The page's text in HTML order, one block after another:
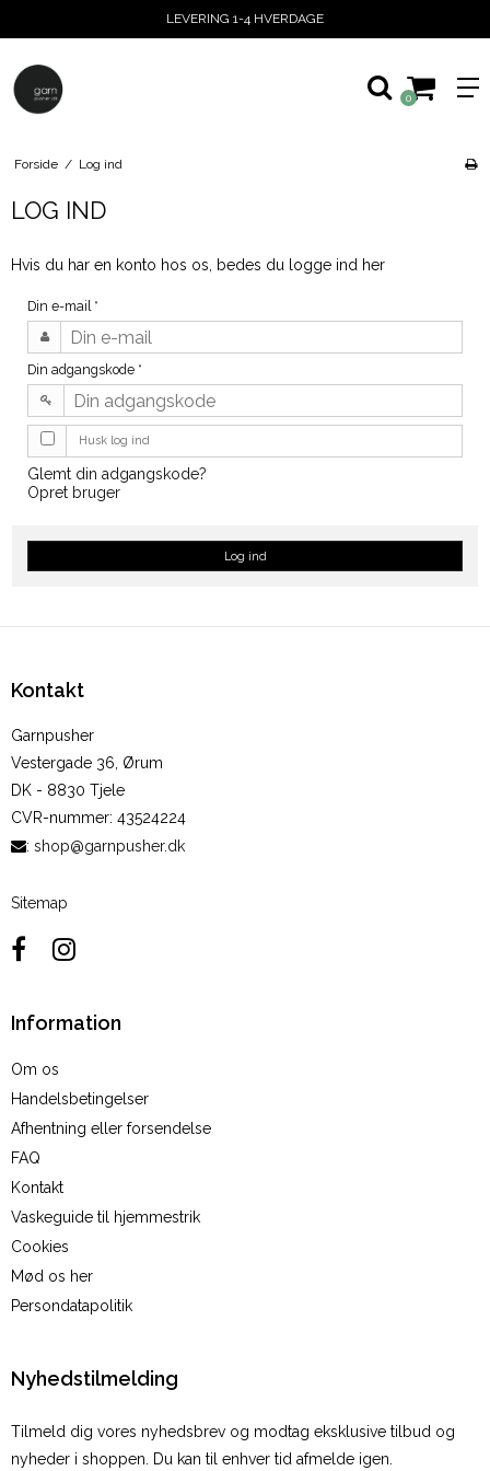
LEVERING 1-4 HVERDAGE
0
Forside / Log ind
LOG IND
Hvis du har en konto hos os, bedes du logge ind her
Din e-mail *
Din adgangskode *
Husk log ind
Glemt din adgangskode?
Opret bruger
Log ind
Kontakt
Garnpusher
Vestergade 36, Ørum
DK - 8830 Tjele
CVR-nummer: 43524224
: shop@garnpusher.dk
Sitemap
Information
Om os
Handelsbetingelser
Afhentning eller forsendelse
FAQ
Kontakt
Vaskeguide til hjemmestrik
Cookies
Mød os her
Persondatapolitik
Nyhedstilmelding
Tilmeld dig vores nyhedsbrev og modtag eksklusive tilbud og
nyheder i shoppen. Du kan til enhver tid afmelde igen.